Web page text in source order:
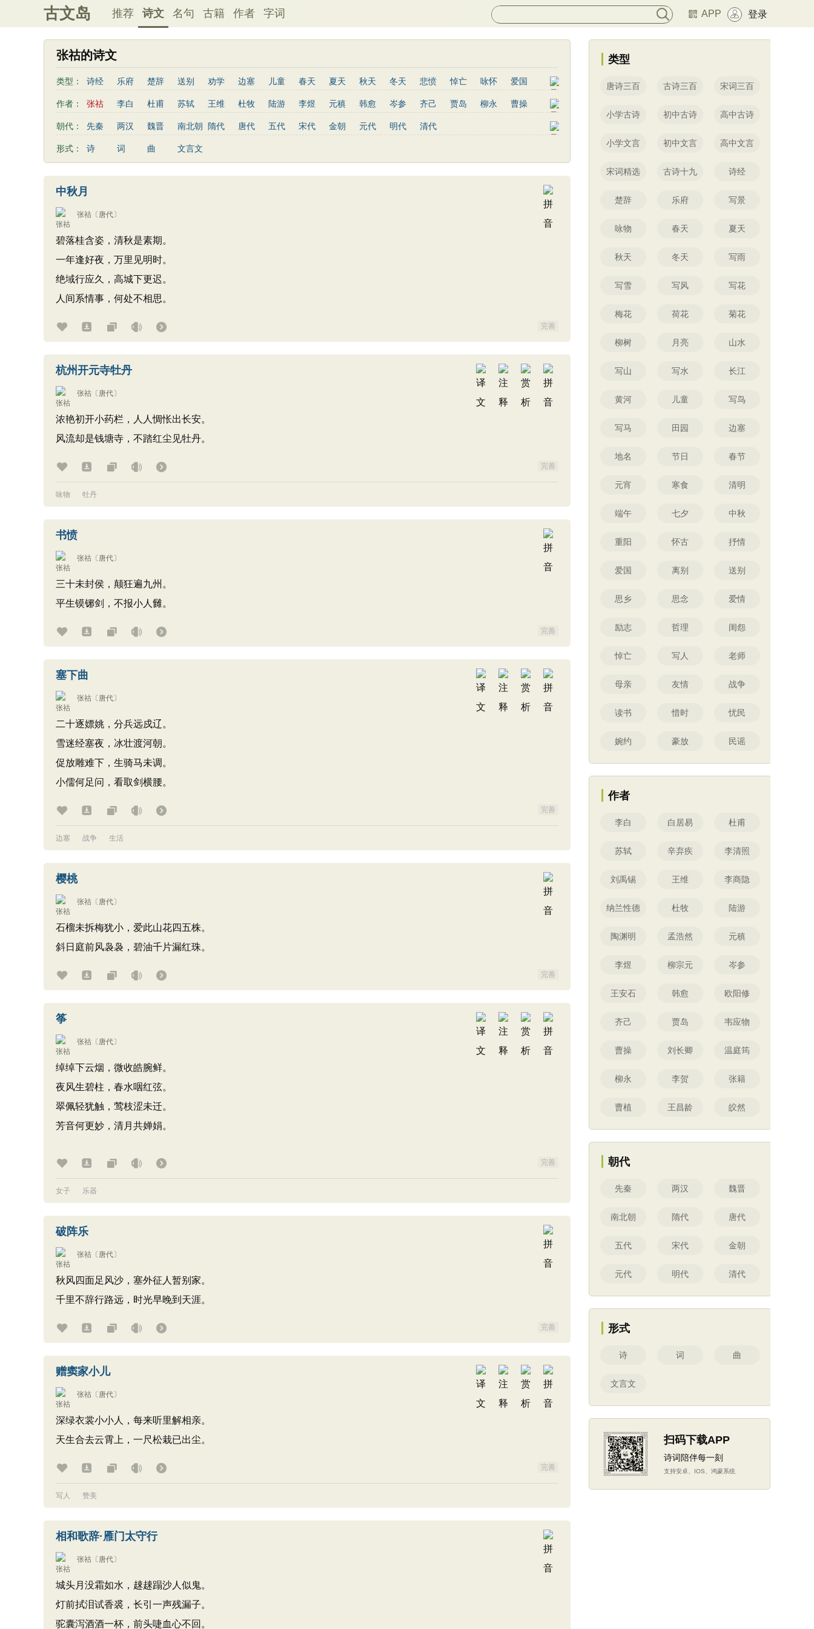
古文岛 推荐 诗文 名句 古籍 作者 字词 APP 登录
张祜的诗文
类型： 诗经 乐府 楚辞 送别 劝学 边塞 儿童 春天 夏天 秋天 冬天 悲愤 悼亡 咏怀
爱国
思乡
咏物 爱情 田园 民歌 民谣 山水 怀古 咏史 散文 闺怨 抒情 赞美 咏柳
读书
寒食节
清明节 端午节 七夕节
作者： 张祜 李白 杜甫 苏轼 王维 杜牧 陆游 李煜 元稹 韩愈 岑参 齐己 贾岛 柳永
曹操
李贺
曹植 张籍 孟郊 皎然 许浑 罗隐 贯休 韦庄 屈原 王勃 张祜
刘长卿
王昌龄 杨万里 诸葛亮 范仲淹 陆龟蒙 晏几道 周邦彦 杜荀鹤 吴文英 马致远
皮日休
朝代： 先秦 两汉 魏晋 南北朝 隋代 唐代 五代 宋代 金朝 元代 明代 清代
形式： 诗 词 曲 文言文
中秋月
张祜 〔唐代〕
碧落桂含姿，清秋是素期。
一年逢好夜，万里见明时。
绝域行应久，高城下更迟。
人间系情事，何处不相思。
完善
杭州开元寺牡丹
张祜 〔唐代〕
浓艳初开小药栏，人人惆怅出长安。
风流却是钱塘寺，不踏红尘见牡丹。
完善
咏物 牡丹
书愤
张祜 〔唐代〕
三十未封侯，颠狂遍九州。
平生镆铘剑，不报小人雠。
完善
塞下曲
张祜 〔唐代〕
二十逐嫖姚，分兵远戍辽。
雪迷经塞夜，冰壮渡河朝。
促放雕难下，生骑马未调。
小儒何足问，看取剑横腰。
完善
边塞 战争 生活
樱桃
张祜 〔唐代〕
石榴未拆梅犹小，爱此山花四五株。
斜日庭前风袅袅，碧油千片漏红珠。
完善
筝
张祜 〔唐代〕
绰绰下云烟，微收皓腕鲜。
夜风生碧柱，春水咽红弦。
翠佩轻犹触，莺枝涩未迁。
芳音何更妙，清月共婵娟。
完善
女子 乐器
破阵乐
张祜 〔唐代〕
秋风四面足风沙，塞外征人暂别家。
千里不辞行路远，时光早晚到天涯。
完善
赠窦家小儿
张祜 〔唐代〕
深绿衣裳小小人，每来听里解相亲。
天生合去云霄上，一尺松栽已出尘。
完善
写人 赞美
相和歌辞·雁门太守行
张祜 〔唐代〕
城头月没霜如水，趚趚蹋沙人似鬼。
灯前拭泪试香裘，长引一声残漏子。
驼囊泻酒酒一杯，前头啑血心不回。
类型
唐诗三百 古诗三百 宋词三百
小学古诗 初中古诗 高中古诗
小学文言 初中文言 高中文言
宋词精选 古诗十九 诗经
楚辞 乐府 写景
咏物 春天 夏天
秋天 冬天 写雨
写雪 写风 写花
梅花 荷花 菊花
柳树 月亮 山水
写山 写水 长江
黄河 儿童 写鸟
写马 田园 边塞
地名 节日 春节
元宵 寒食 清明
端午 七夕 中秋
重阳 怀古 抒情
爱国 离别 送别
思乡 思念 爱情
励志 哲理 闺怨
悼亡 写人 老师
母亲 友情 战争
读书 惜时 忧民
婉约 豪放 民谣
作者
李白 白居易 杜甫
苏轼 辛弃疾 李清照
刘禹锡 王维 李商隐
纳兰性德 杜牧 陆游
陶渊明 孟浩然 元稹
李煜 柳宗元 岑参
王安石 韩愈 欧阳修
齐己 贾岛 韦应物
曹操 刘长卿 温庭筠
柳永 李贺 张籍
曹植 王昌龄 皎然
朝代
先秦 两汉 魏晋
南北朝 隋代 唐代
五代 宋代 金朝
元代 明代 清代
形式
诗 词 曲
文言文
扫码下载APP
诗词陪伴每一刻
支持安卓、IOS、鸿蒙系统